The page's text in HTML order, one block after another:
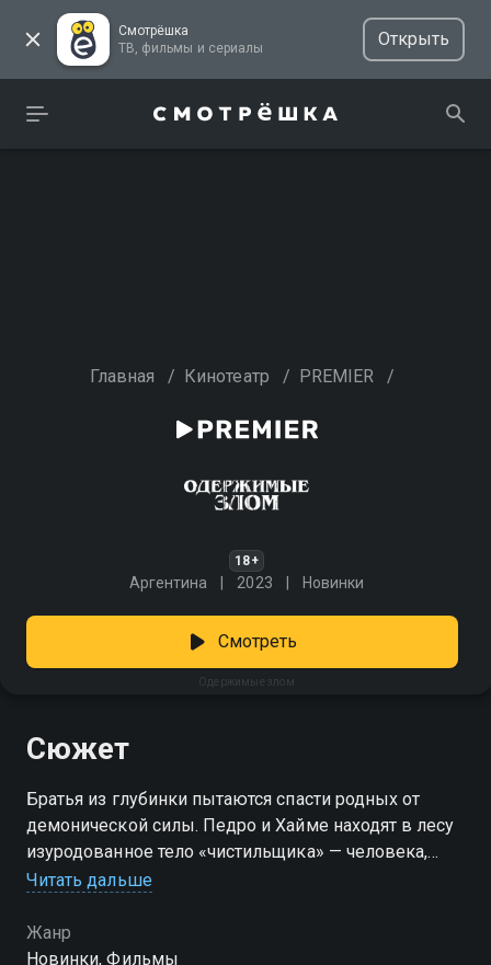
Смотрёшка
ТВ, фильмы и сериалы
Открыть
Главная / Кинотеатр / PREMIER /
18+
Аргентина 2023 Новинки
Одержимые злом
Смотреть
Сюжет
Братья из глубинки пытаются спасти родных от
демонической силы. Педро и Хайме находят в лесу
изуродованное тело «чистильщика» — человека,
способного избавиться от дьявольской силы,
решают самостоятельно устранить одержимого и
вывезти его подальше от своих домов. Вот только
Читать дальше
Жанр
Новинки, Фильмы